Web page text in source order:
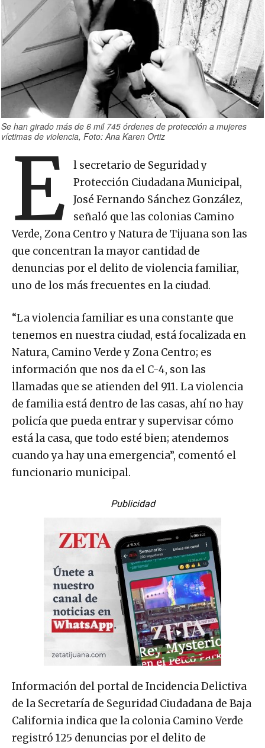
Se han girado más de 6 mil 745 órdenes de protección a mujeres
víctimas de violencia, Foto: Ana Karen Ortiz
E
l secretario de Seguridad y
Protección Ciudadana Municipal,
José Fernando Sánchez González,
señaló que las colonias Camino
Verde, Zona Centro y Natura de Tijuana son las
que concentran la mayor cantidad de
denuncias por el delito de violencia familiar,
uno de los más frecuentes en la ciudad.
“La violencia familiar es una constante que
tenemos en nuestra ciudad, está focalizada en
Natura, Camino Verde y Zona Centro; es
información que nos da el C-4, son las
llamadas que se atienden del 911. La violencia
de familia está dentro de las casas, ahí no hay
policía que pueda entrar y supervisar cómo
está la casa, que todo esté bien; atendemos
cuando ya hay una emergencia”, comentó el
funcionario municipal.
Publicidad
Información del portal de Incidencia Delictiva
de la Secretaría de Seguridad Ciudadana de Baja
California indica que la colonia Camino Verde
registró 125 denuncias por el delito de